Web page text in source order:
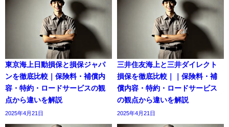
東京海上日動損保と損保ジャパ
ンを徹底比較｜保険料・補償内
容・特約・ロードサービスの観
点から違いを解説
2025年4月21日
三井住友海上と三井ダイレクト
損保を徹底比較｜｜保険料・補
償内容・特約・ロードサービス
の観点から違いを解説
2025年4月21日